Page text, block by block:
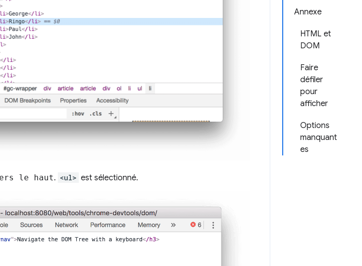
Annexe
HTML et
DOM
Faire
défiler
pour
afficher
Options
manquant
es
le haut. <ul> est sélectionné.